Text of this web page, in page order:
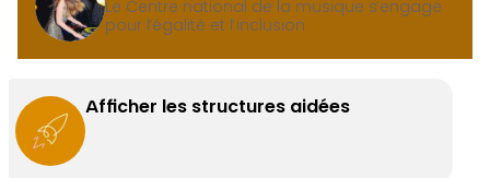
Le Centre national de la musique s’engage
pour l’égalité et l’inclusion
Afficher les structures aidées